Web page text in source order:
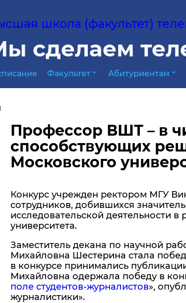
школа (факультет)
сделаем
Факультет expand_more Абитуриентам expand_more
Профессор ВШТ – в
способствующих
Московского
Конкурс учрежден ректором МГУ
сотрудников, добившихся
исследовательской деятельности
университета.
Заместитель декана по научной
Михайловна Шестерина стала
в конкурсе принимались
Михайловна одержала победу в
поле студентов-журналистов»,
журналистики».